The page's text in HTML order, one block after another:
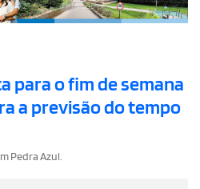
para o fim de semana
a previsão do tempo
Pedra Azul.